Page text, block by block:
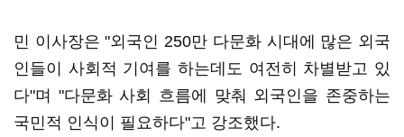
민 이사장은 "외국인 250만 다문화 시대에 많은 외국
인들이 사회적 기여를 하는데도 여전히 차별받고 있
다"며 "다문화 사회 흐름에 맞춰 외국인을 존중하는
국민적 인식이 필요하다"고 강조했다.